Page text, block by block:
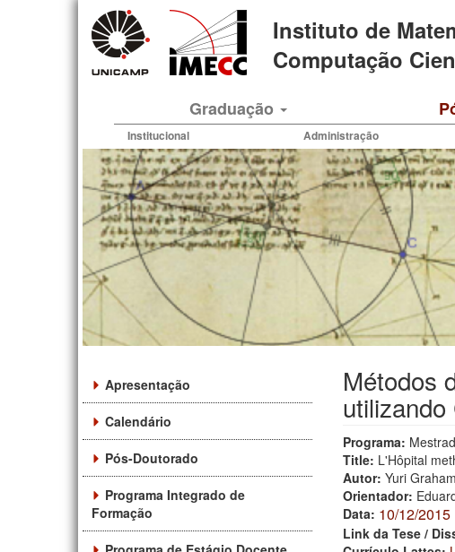
Instituto de
Computação
Graduação
Institucional Administração
Apresentação
Calendário
Pós-Doutorado
Programa Integrado de
Formação
Métodos
Programa:
Title: L'Hôpital
Autor: Yuri
Orientador:
Data: 10/12/2015
Link da Tese /